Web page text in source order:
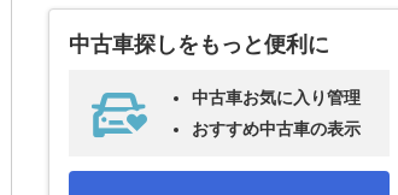
中古車探しをもっと便利に
中古車お気に入り管理
おすすめ中古車の表示